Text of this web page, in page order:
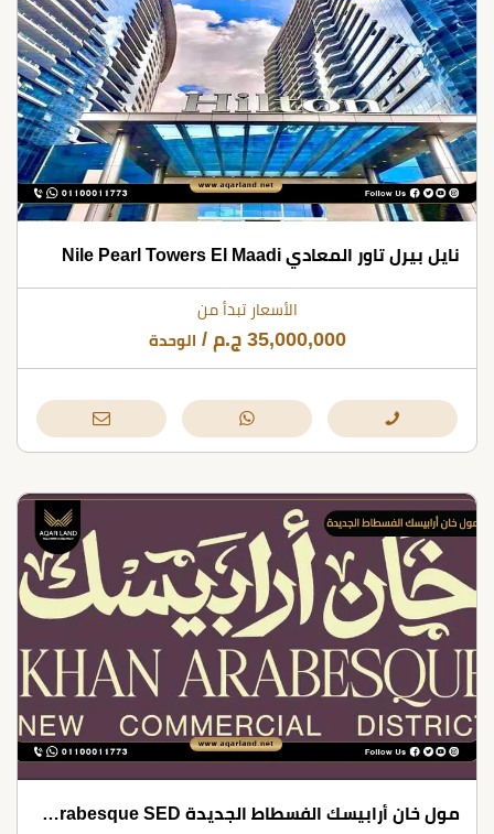
نايل بيرل تاور المعادي Nile Pearl Towers El Maadi
الأسعار تبدأ من
35,000,000 ج.م / الوحدة
مول خان أرابيسك الفسطاط الجديدة Khan Arabesque SED